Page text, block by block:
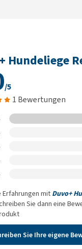
Hundeliege
/5
1 Bewertungen
Erfahrungen mit Duvo+
Sie dann eine
Sie Ihre eigene